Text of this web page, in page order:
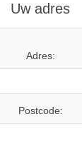
Uw adres
Adres:
Postcode: